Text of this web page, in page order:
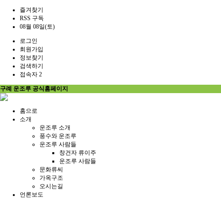
즐겨찾기
RSS 구독
08월 08일(토)
로그인
회원가입
정보찾기
검색하기
접속자 2
구례 운조루 공식홈페이지
홈으로
소개
운조루 소개
풍수와 운조루
운조루 사람들
창건자 류이주
운조루 사람들
문화류씨
가옥구조
오시는길
언론보도